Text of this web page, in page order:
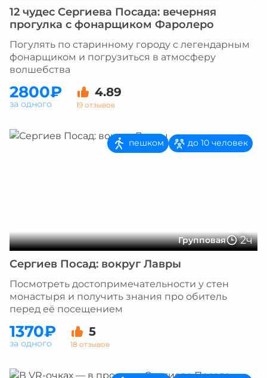
12 чудес Сергиева Посада: вечерняя
прогулка с фонарщиком Фаролеро
Погулять по старинному городу с легендарным
фонарщиком и погрузиться в атмосферу
волшебства
2800₽ 4.89
19 отзывов
за одного
Групповая 2ч
пешком до 10 человек
Сергиев Посад: вокруг Лавры
Посмотреть достопримечательности у стен
монастыря и получить знания про обитель
перед её посещением
1370₽ 5
18 отзывов
за одного